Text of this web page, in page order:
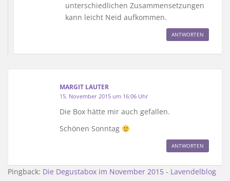
unterschiedlichen Zusammensetzungen
kann leicht Neid aufkommen.
ANTWORTEN
MARGIT LAUTER
15. November 2015 um 16:06 Uhr
Die Box hätte mir auch gefallen.
Schönen Sonntag
ANTWORTEN
Pingback: Die Degustabox im November 2015 - Lavendelblog